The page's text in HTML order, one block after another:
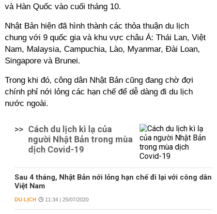
và Hàn Quốc vào cuối tháng 10.
Nhật Bản hiện đã hình thành các thỏa thuận du lịch
chung với 9 quốc gia và khu vực châu Á: Thái Lan, Việt
Nam, Malaysia, Campuchia, Lào, Myanmar, Đài Loan,
Singapore và Brunei.
Trong khi đó, công dân Nhật Bản cũng đang chờ đợi
chính phỉ nới lỏng các hạn chế để dễ dàng đi du lịch
nước ngoài.
>> Cách du lịch kì lạ của
người Nhật Bản trong mùa
dịch Covid-19
Sau 4 tháng, Nhật Bản nới lỏng hạn chế đi lại với công dân
Việt Nam
DU LỊCH 11:34 | 25/07/2020